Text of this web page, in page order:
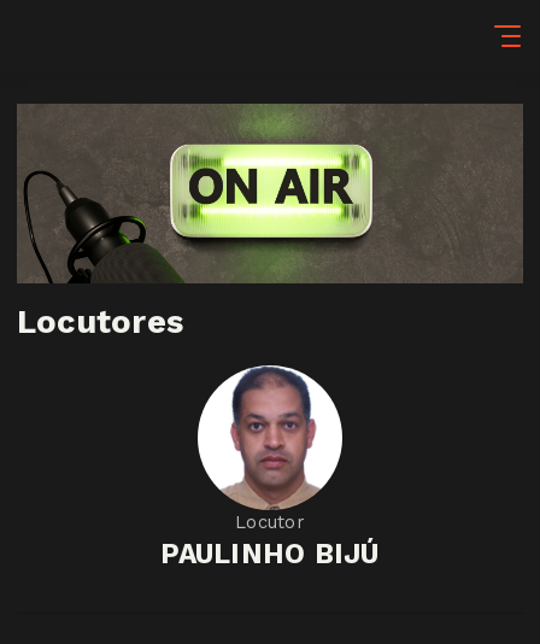
Locutores
Locutor
PAULINHO BIJÚ